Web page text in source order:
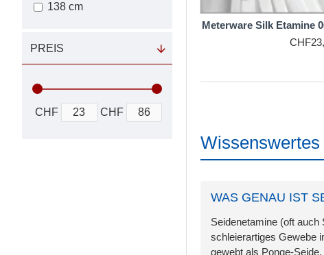
PREIS
CHF CHF
138 cm
Meterware Silk Etamine
WAS GENAU IST
Seidenetamine (oft
schleierartiges Gewebe
gewebt als Ponge-